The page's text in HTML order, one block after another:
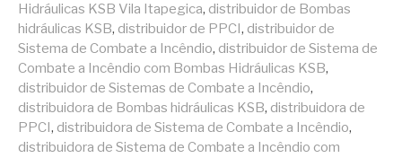
Hidráulicas KSB Vila Itapegica, distribuidor de Bombas
hidráulicas KSB, distribuidor de PPCI , distribuidor de
Sistema de Combate a Incêndio, distribuidor de Sistema de
Combate a Incêndio com Bombas Hidráulicas KSB,
distribuidor de Sistemas de Combate a Incêndio,
distribuidora de Bombas hidráulicas KSB, distribuidora de
PPCI , distribuidora de Sistema de Combate a Incêndio,
distribuidora de Sistema de Combate a Incêndio com